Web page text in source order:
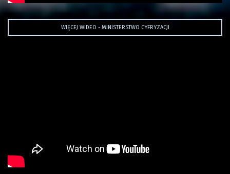
WIĘCEJ WIDEO - MINISTERSTWO CYFRYZACJI